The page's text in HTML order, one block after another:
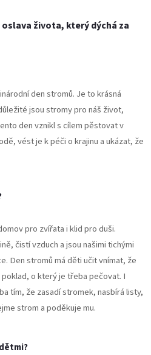
života, který dýchá za
den stromů. Je to krásná
jsou stromy pro náš život,
den vznikl s cílem pěstovat v
vést je k péči o krajinu a ukázat, že
pro zvířata i klid pro duši.
čistí vzduch a jsou našimi tichými
Den stromů má děti učit vnímat, že
o který je třeba pečovat. I
tím, že zasadí stromek, nasbírá listy,
strom a poděkuje mu.